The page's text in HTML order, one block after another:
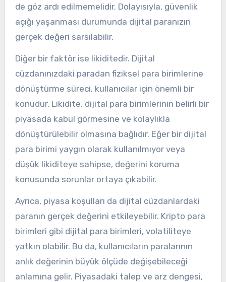
de göz ardı edilmemelidir. Dolayısıyla, güvenlik
açığı yaşanması durumunda dijital paranızın
gerçek değeri sarsılabilir.
Diğer bir faktör ise likiditedir. Dijital
cüzdanınızdaki paradan fiziksel para birimlerine
dönüştürme süreci, kullanıcılar için önemli bir
konudur. Likidite, dijital para birimlerinin belirli bir
piyasada kabul görmesine ve kolaylıkla
dönüştürülebilir olmasına bağlıdır. Eğer bir dijital
para birimi yaygın olarak kullanılmıyor veya
düşük likiditeye sahipse, değerini koruma
konusunda sorunlar ortaya çıkabilir.
Ayrıca, piyasa koşulları da dijital cüzdanlardaki
paranın gerçek değerini etkileyebilir. Kripto para
birimleri gibi dijital para birimleri, volatiliteye
yatkın olabilir. Bu da, kullanıcıların paralarının
anlık değerinin büyük ölçüde değişebileceği
anlamına gelir. Piyasadaki talep ve arz dengesi,